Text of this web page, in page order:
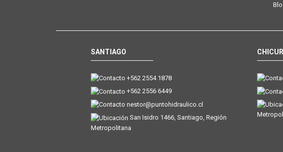
SANTIAGO
+562 2554 1878
+562 2556 6449
nestor@puntohidraulico.cl
San Isidro 1466, Santiago, Región
Metropolitana